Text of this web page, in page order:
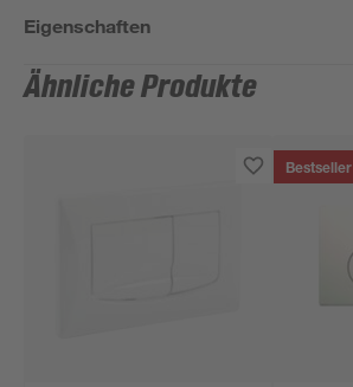
Eigenschaften
Ähnliche Produkte
Bestseller